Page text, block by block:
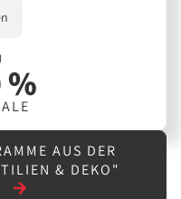
AUS DER
& DEKO"